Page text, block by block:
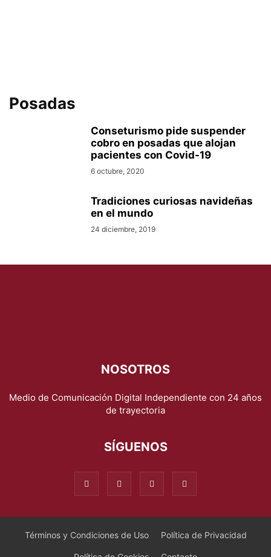
Posadas
Conseturismo pide suspender
cobro en posadas que alojan
pacientes con Covid-19
6 octubre, 2020
Tradiciones curiosas navideñas
en el mundo
24 diciembre, 2019
NOSOTROS
Medio de Comunicación Digital Independiente con 24 años
de trayectoria
SÍGUENOS
Términos y Condiciones de Uso Política de Privacidad